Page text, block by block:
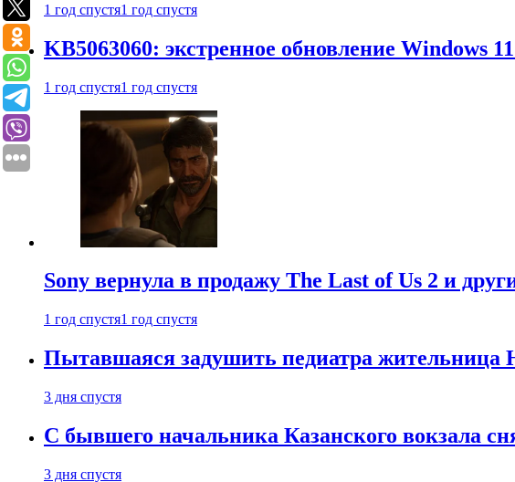
1 год спустя1 год спустя
KB5063060: экстренное обновление Windows
1 год спустя1 год спустя
Sony вернула в продажу The Last of Us 2 и
1 год спустя1 год спустя
Пытавшаяся задушить педиатра жительница
3 дня спустя
С бывшего начальника Казанского вокзала
3 дня спустя